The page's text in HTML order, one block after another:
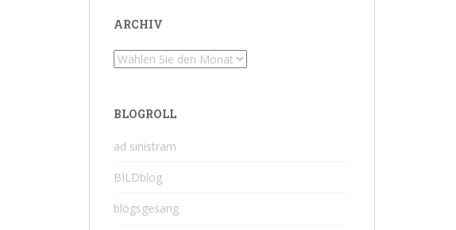
ARCHIV
Archiv
BLOGROLL
ad sinistram
BILDblog
blogsgesang